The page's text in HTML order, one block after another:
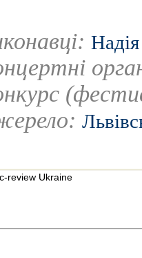
Ukraine